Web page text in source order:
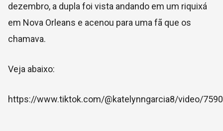
dezembro, a dupla foi vista andando em um riquixá
em Nova Orleans e acenou para uma fã que os
chamava.
Veja abaixo:
https://www.tiktok.com/@katelynngarcia8/video/